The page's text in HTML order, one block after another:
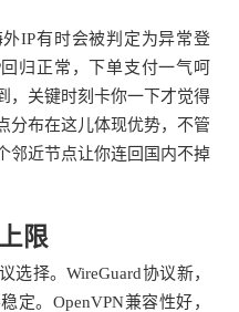
IP有时会被判定为异常登
归正常，下单支付一气呵
，关键时刻卡你一下才觉得
分布在这儿体现优势，不管
邻近节点让你连回国内不掉
限
选择。WireGuard协议新，
定。OpenVPN兼容性好，